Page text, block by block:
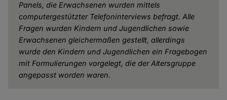
Panels, die Erwachsenen wurden mittels
computergestützter Telefoninterviews befragt. Alle
Fragen wurden Kindern und Jugendlichen sowie
Erwachsenen gleichermaßen gestellt, allerdings
wurde den Kindern und Jugendlichen ein Fragebogen
mit Formulierungen vorgelegt, die der Altersgruppe
angepasst worden waren.